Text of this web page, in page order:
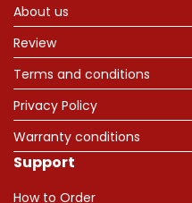
About us
Review
Terms and conditions
Privacy Policy
Warranty conditions
Support
How to Order